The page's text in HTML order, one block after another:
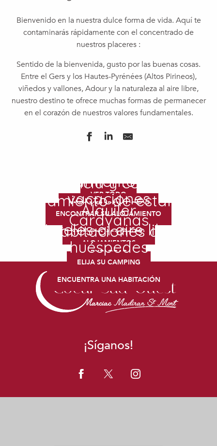
Bienvenido en la nuestra dulce forma de vida. Aquí te
contaminarás rápidamente con el concentrado de
nuestros placeres :
Sentido de la bienvenida, gusto por las buenas cosas.
Entre el Gers y los Hautes-Pyrénées (Altos Pirineos),
viñedos y vallones, Adour y la naturaleza al aire libre,
nuestro destino te ofrece muchas formas de permanecer
en el corazón de nuestros valores fundamentales.
VER TODO
ENCONTRAR UN HOTEL
Tu alojamiento inusual
ENCONTRAR SU ALOJAMIENTO
Residencia y centro de
vacaciones
EXPLORAR
Alojamiento de estancia
NUESTRA SELECCIÓN
Alquiler
ALOJAMIENTOS
Caravanas
EXPLORAR
Hoteles al aire libre
ELIJA SU CAMPING
Habitaciones de
huéspedes
ENCUENTRA UNA HABITACIÓN
¡Síganos!